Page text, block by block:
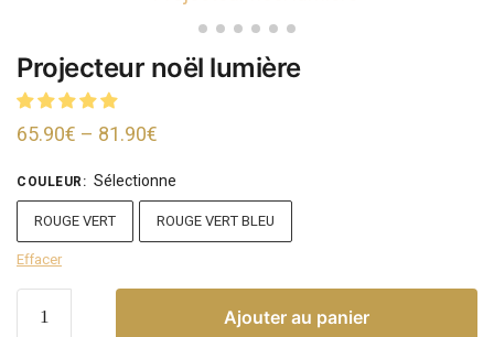
Projecteur noël lumière
65.90€ – 81.90€
COULEUR: Sélectionne
ROUGE VERT
ROUGE VERT BLEU
Effacer
Ajouter au panier